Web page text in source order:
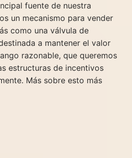
fuente de nuestra
un mecanismo para vender
como una válvula de
a mantener el valor
razonable, que queremos
estructuras de incentivos
Más sobre esto más